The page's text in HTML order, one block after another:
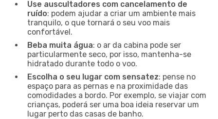
Use auscultadores com cancelamento de
ruído: podem ajudar a criar um ambiente mais
tranquilo, o que tornará o seu voo mais
confortável.
Beba muita água: o ar da cabina pode ser
particularmente seco, por isso, mantenha-se
hidratado durante todo o voo.
Escolha o seu lugar com sensatez: pense no
espaço para as pernas e na proximidade das
comodidades a bordo. Por exemplo, se viajar com
crianças, poderá ser uma boa ideia reservar um
lugar perto das casas de banho.